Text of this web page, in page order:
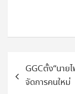
แนะแนว
เรื่องGGCตั้ง“นาย
จัดการคนใหม่